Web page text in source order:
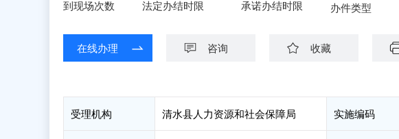
到现场次数 法定办结时限 承诺办结时限
办件类型
在线办理 咨询 收藏
受理机构 清水县人力资源和社会保障局 实施编码